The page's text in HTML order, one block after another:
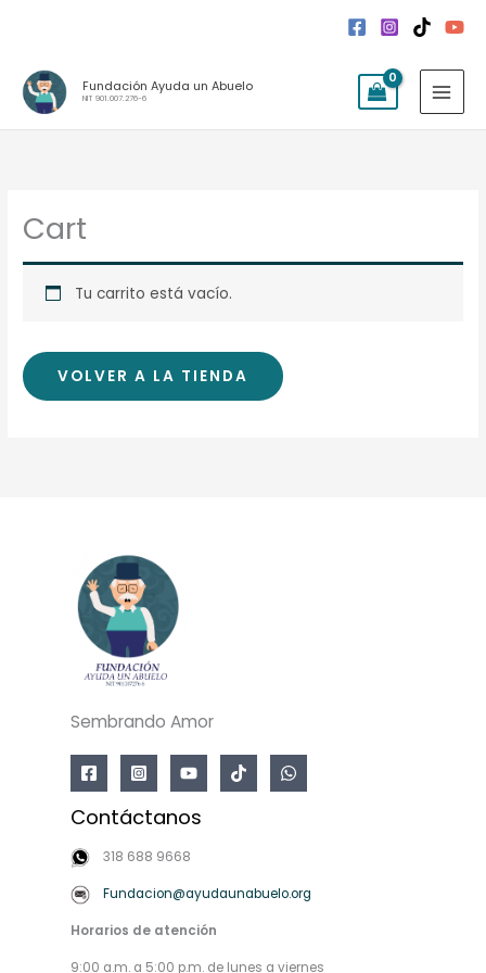
contenido
Fundación Ayuda un Abuelo
NIT 901.007.276-6
Cart
Tu carrito está vacío.
VOLVER A LA TIENDA
Sembrando Amor
Contáctanos
318 688 9668
Fundacion@ayudaunabuelo.org
Horarios de atención
9:00 a.m. a 5:00 p.m. de lunes a viernes